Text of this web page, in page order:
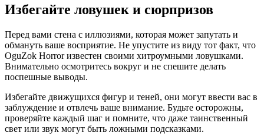
Избегайте ловушек и сюрпризов
Перед вами стена с иллюзиями, которая может запутать и
обмануть ваше восприятие. Не упустите из виду тот факт, что
OguZok Horror известен своими хитроумными ловушками.
Внимательно осмотритесь вокруг и не спешите делать
поспешные выводы.
Избегайте движущихся фигур и теней, они могут ввести вас в
заблуждение и отвлечь ваше внимание. Будьте осторожны,
проверяйте каждый шаг и помните, что даже таинственный
свет или звук могут быть ложными подсказками.